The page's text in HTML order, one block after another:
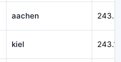
aachen
kiel